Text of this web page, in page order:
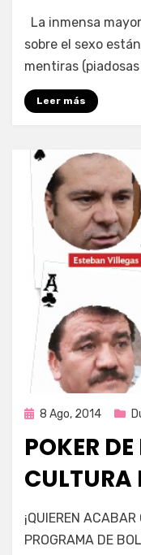
por
La inmensa
sobre el sexo
mentiras
Leer más
Publicada
8 Ago, 2014
POKER
CULTURA
porEnrique
¡QUIEREN
PROGRAMA DE